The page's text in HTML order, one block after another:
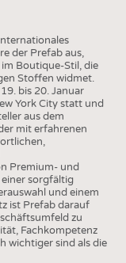
der Prefab aus,
Boutique-Stil, die
Stoffen widmet.
bis 20. Januar
York City statt und
aus dem
mit erfahrenen
Premium- und
sorgfältig
und einem
ist Prefab darauf
zu
Fachkompetenz
wichtiger sind als die